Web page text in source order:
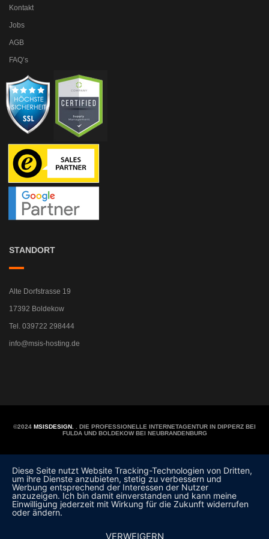
Kontakt
Jobs
AGB
FAQ’s
STANDORT
Alte Dorfstrasse 19
17392 Boldekow
Tel. 039722 298444
info@msis-hosting.de
©2024 MSISDESIGN.
. DIE PROFESSIONELLE INTERNETAGENTUR IN DIPPERZ BEI
FULDA UND BOLDEKOW BEI NEUBRANDENBURG
Diese Seite nutzt Website Tracking-Technologien von Dritten,
um ihre Dienste anzubieten, stetig zu verbessern und
Werbung entsprechend der Interessen der Nutzer
anzuzeigen. Ich bin damit einverstanden und kann meine
Einwilligung jederzeit mit Wirkung für die Zukunft widerrufen
oder ändern.
VERWEIGERN